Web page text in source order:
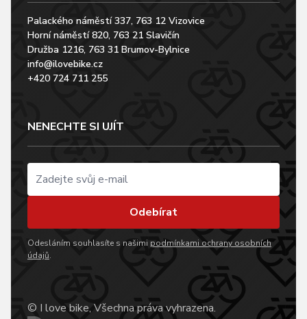
Palackého náměstí 337, 763 12 Vizovice
Horní náměstí 820, 763 21 Slavičín
Družba 1216, 763 31 Brumov-Bylnice
info@ilovebike.cz
+420 724 711 255
NENECHTE SI UJÍT
Odebírat
Odesláním souhlasíte s našimi podmínkami ochrany osobních
údajů.
© I love bike, Všechna práva vyhrazena.